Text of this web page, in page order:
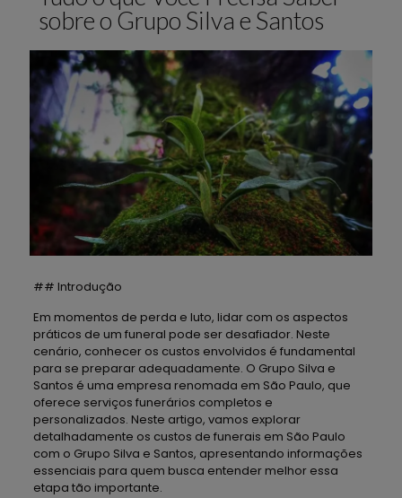
sobre o Grupo Silva e Santos
## Introdução
Em momentos de perda e luto, lidar com os aspectos
práticos de um funeral pode ser desafiador. Neste
cenário, conhecer os custos envolvidos é fundamental
para se preparar adequadamente. O Grupo Silva e
Santos é uma empresa renomada em São Paulo, que
oferece serviços funerários completos e
personalizados. Neste artigo, vamos explorar
detalhadamente os custos de funerais em São Paulo
com o Grupo Silva e Santos, apresentando informações
essenciais para quem busca entender melhor essa
etapa tão importante.